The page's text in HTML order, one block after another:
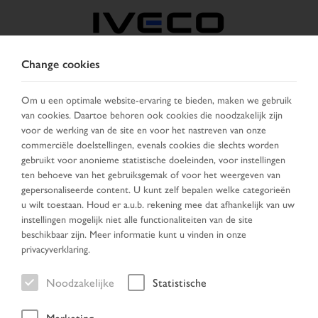
KIES LAND VERANDER TAAL
Toggle
navigation
MENU
Voertuig
Home
Change cookies
Om u een optimale website-ervaring te bieden, maken we gebruik
van cookies. Daartoe behoren ook cookies die noodzakelijk zijn
voor de werking van de site en voor het nastreven van onze
commerciële doelstellingen, evenals cookies die slechts worden
gebruikt voor anonieme statistische doeleinden, voor instellingen
ten behoeve van het gebruiksgemak of voor het weergeven van
gepersonaliseerde content. U kunt zelf bepalen welke categorieën
u wilt toestaan. Houd er a.u.b. rekening mee dat afhankelijk van uw
instellingen mogelijk niet alle functionaliteiten van de site
beschikbaar zijn. Meer informatie kunt u vinden in onze
privacyverklaring.
Noodzakelijke Statistische